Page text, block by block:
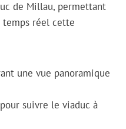
de Millau, permettant
temps réel cette
une vue panoramique
suivre le viaduc à